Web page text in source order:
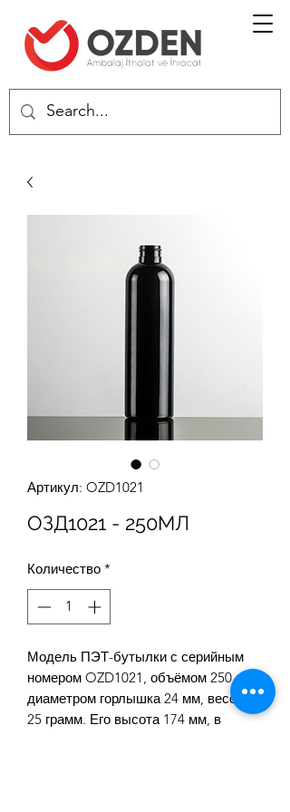
Артикул: OZD1021
ОЗД1021 - 250МЛ
Количество *
Модель ПЭТ-бутылки с серийным
номером OZD1021, объёмом 250 мл,
диаметром горлышка 24 мм, весом
25 грамм. Его высота 174 мм, в